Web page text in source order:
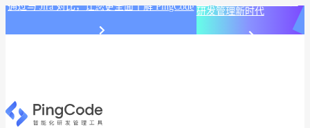
通过与 Jira 对比，让您更全面了解 PingCode 研发管理新时代